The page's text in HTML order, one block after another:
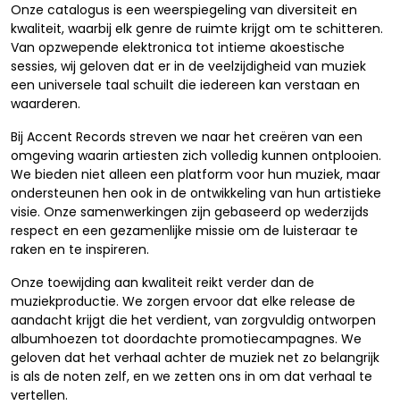
Onze catalogus is een weerspiegeling van diversiteit en
kwaliteit, waarbij elk genre de ruimte krijgt om te schitteren.
Van opzwepende elektronica tot intieme akoestische
sessies, wij geloven dat er in de veelzijdigheid van muziek
een universele taal schuilt die iedereen kan verstaan en
waarderen.
Bij Accent Records streven we naar het creëren van een
omgeving waarin artiesten zich volledig kunnen ontplooien.
We bieden niet alleen een platform voor hun muziek, maar
ondersteunen hen ook in de ontwikkeling van hun artistieke
visie. Onze samenwerkingen zijn gebaseerd op wederzijds
respect en een gezamenlijke missie om de luisteraar te
raken en te inspireren.
Onze toewijding aan kwaliteit reikt verder dan de
muziekproductie. We zorgen ervoor dat elke release de
aandacht krijgt die het verdient, van zorgvuldig ontworpen
albumhoezen tot doordachte promotiecampagnes. We
geloven dat het verhaal achter de muziek net zo belangrijk
is als de noten zelf, en we zetten ons in om dat verhaal te
vertellen.